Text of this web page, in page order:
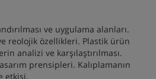
ve uygulama alanları.
reolojik özellikleri. Plastik ürün
analizi ve karşılaştırılması.
prensipleri. Kalıplamanın
etkisi.